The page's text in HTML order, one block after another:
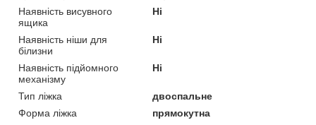
Наявність висувного
ящика
Ні
Наявність ніши для
білизни
Ні
Наявність підйомного
механізму
Ні
Тип ліжка
двоспальне
Форма ліжка
прямокутна